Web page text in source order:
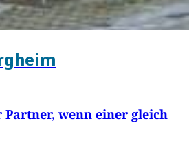
wenn einer gleich